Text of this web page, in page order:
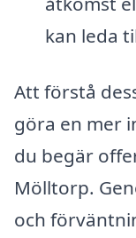
kan leda
Att förstå
göra en mer
du begär
Mölltorp.
och